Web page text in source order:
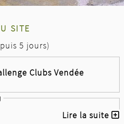
site
5 jours)
Clubs Vendée
Lire la suite